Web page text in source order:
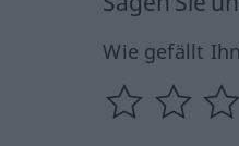
Wie gefällt